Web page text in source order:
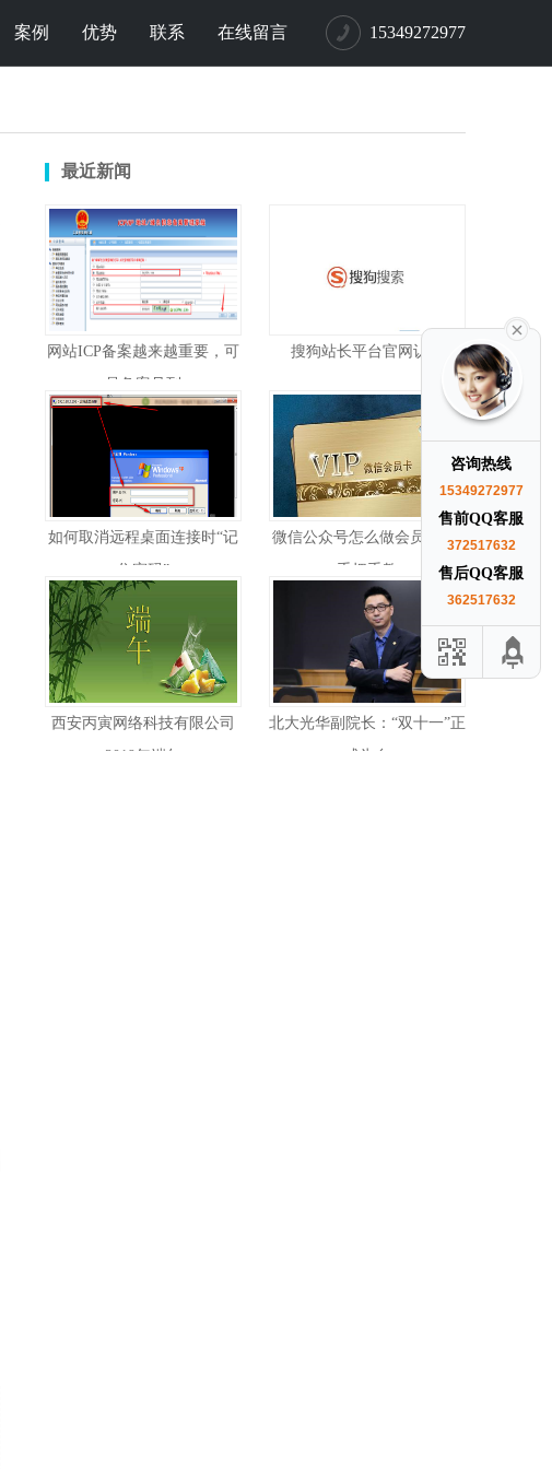
15349272977
案例 优势 联系 在线留言
最近新闻
网站ICP备案越来越重要，可
是备案号到
搜狗站长平台官网认证
如何取消远程桌面连接时“记
住密码”
微信公众号怎么做会员系统?
手把手教
西安丙寅网络科技有限公司
2019年端午
北大光华副院长：“双十一”正
成为自
咨询热线
15349272977
售前QQ客服
372517632
售后QQ客服
362517632